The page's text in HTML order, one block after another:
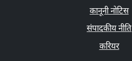
कानूनी नोटिस
संपादकीय नीति
करियर